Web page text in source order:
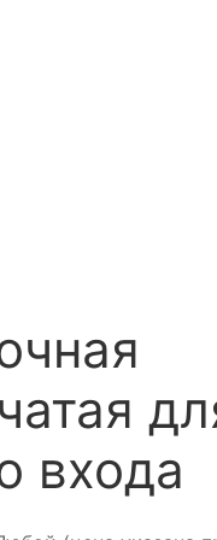
входа